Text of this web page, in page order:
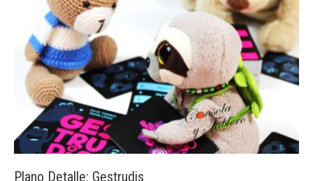
Plano Detalle: Gestrudis